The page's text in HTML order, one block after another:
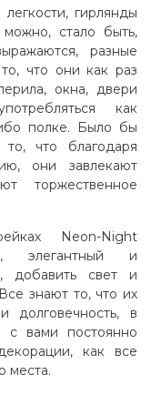
гирлянды
стало быть,
разные
что они как раз
окна, двери
как
полке. Было бы
что благодаря
они завлекают
торжественное
Neon-Night
элегантный и
добавить свет и
знают то, что их
долговечность, в
вами постоянно
как все
места.